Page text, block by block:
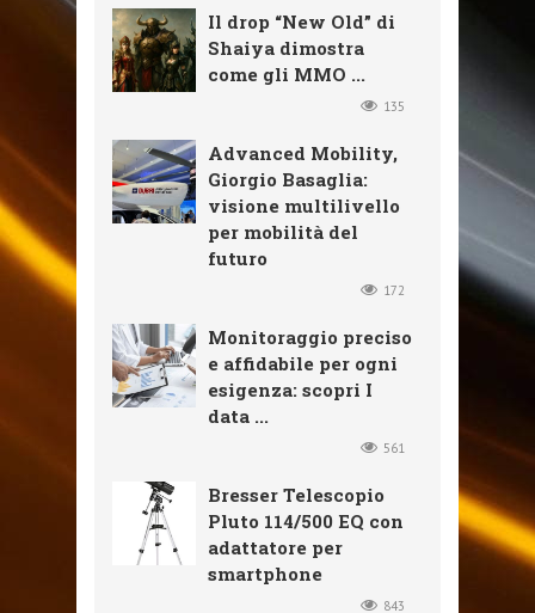
Il drop “New Old” di
Shaiya dimostra
come gli MMO ...
135
Advanced Mobility,
Giorgio Basaglia:
visione multilivello
per mobilità del
futuro
172
Monitoraggio preciso
e affidabile per ogni
esigenza: scopri I
data ...
561
Bresser Telescopio
Pluto 114/500 EQ con
adattatore per
smartphone
843